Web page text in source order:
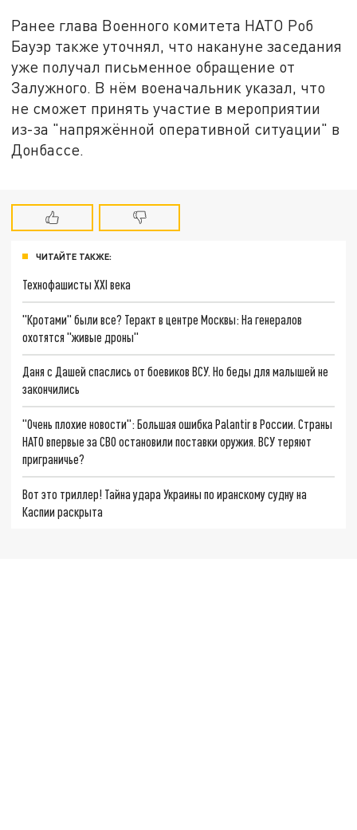
Ранее глава Военного комитета НАТО Роб
Бауэр также уточнял, что накануне заседания
уже получал письменное обращение от
Залужного. В нём военачальник указал, что
не сможет принять участие в мероприятии
из-за "напряжённой оперативной ситуации" в
Донбассе.
ЧИТАЙТЕ ТАКЖЕ:
Технофашисты XXI века
"Кротами" были все? Теракт в центре Москвы: На генералов
охотятся "живые дроны"
Даня с Дашей спаслись от боевиков ВСУ. Но беды для малышей не
закончились
"Очень плохие новости": Большая ошибка Palantir в России. Страны
НАТО впервые за СВО остановили поставки оружия. ВСУ теряют
приграничье?
Вот это триллер! Тайна удара Украины по иранскому судну на
Каспии раскрыта